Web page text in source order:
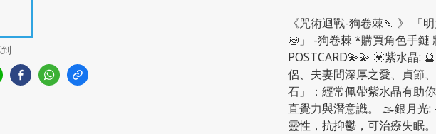
《咒術迴戰-狗卷棘🍡 》 「
🍥」 -狗卷棘 *購買角色手鏈
POSTCARD💫💫 💟紫水晶:
侶、夫妻間深厚之愛、貞節
石」：經常佩帶紫水晶有助
直覺力與潛意識。 🌫銀月光:
靈性，抗抑鬱，可治療失眠